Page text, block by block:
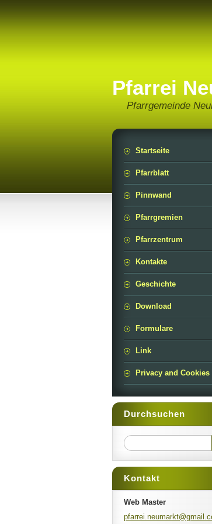
Pfarrei
Pfarrgemeinde
Startseite
Pfarrblatt
Pinnwand
Pfarrgremien
Pfarrzentrum
Kontakte
Geschichte
Download
Formulare
Link
Privacy and Cookies
Durchsuchen
Kontakt
Web Master
pfarrei.neumarkt@gmail.c